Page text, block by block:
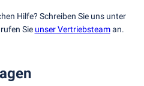
Hilfe? Schreiben Sie uns unter
Sie unser Vertriebsteaman.